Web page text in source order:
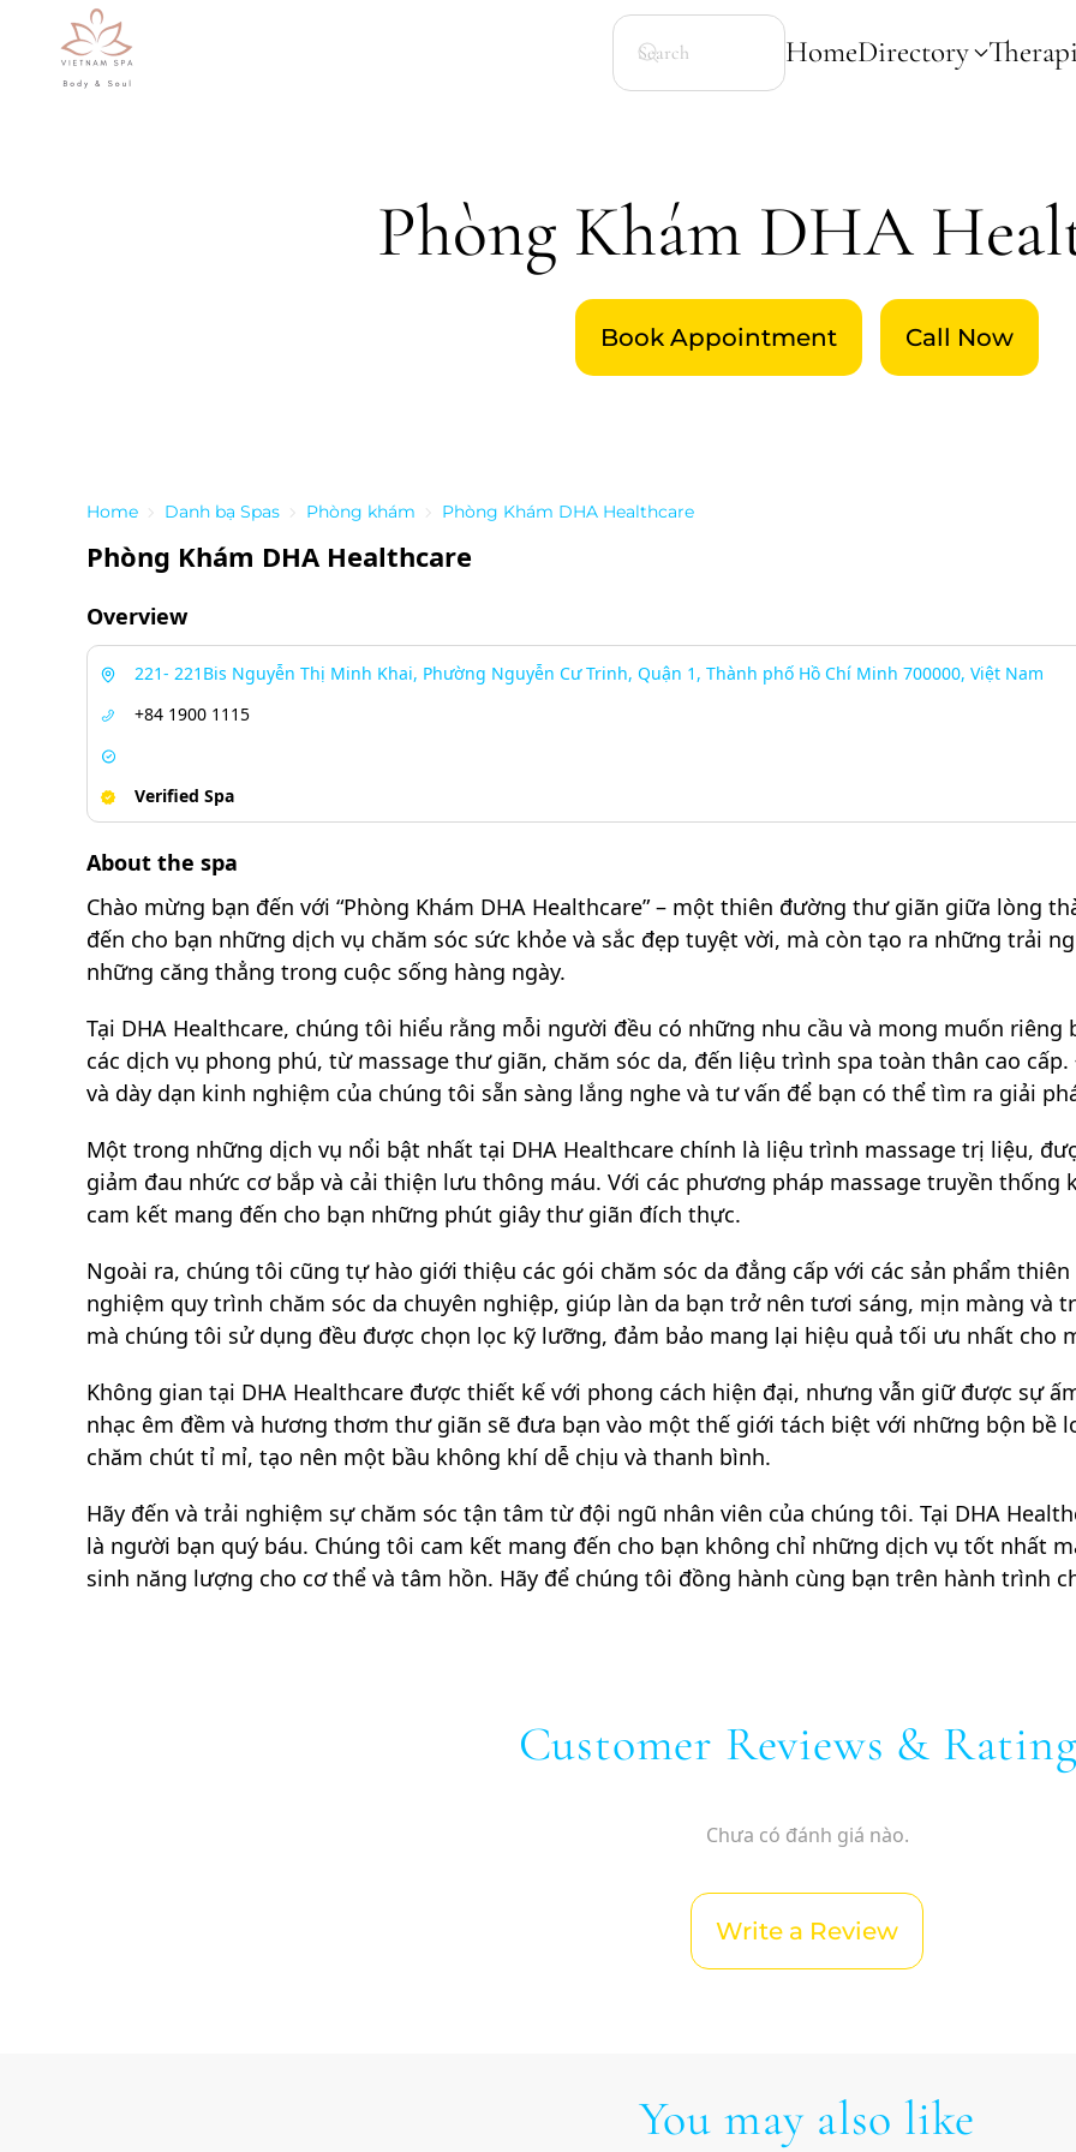
Skip to main content HomeDirectory
Phòng Khám DHA
Book Appointment Call Now
Home Danh bạ Spas Phòng khám Phòng Khám DHA Healthcare
Phòng Khám DHA Healthcare
Overview
221- 221Bis Nguyễn Thị Minh Khai, Phường Nguyễn Cư Trinh, Quận 1, Thành phố Hồ Chí Minh 700000, Việt Nam
+84 1900 1115
Verified Spa
About the spa
Chào mừng bạn đến với “Phòng Khám DHA Healthcare” – một thiên đường thư giãn giữa lòng
đến cho bạn những dịch vụ chăm sóc sức khỏe và sắc đẹp tuyệt vời, mà còn tạo ra những trải
những căng thẳng trong cuộc sống hàng ngày.
Tại DHA Healthcare, chúng tôi hiểu rằng mỗi người đều có những nhu cầu và mong muốn
các dịch vụ phong phú, từ massage thư giãn, chăm sóc da, đến liệu trình spa toàn thân cao
và dày dạn kinh nghiệm của chúng tôi sẵn sàng lắng nghe và tư vấn để bạn có thể tìm ra giải
Một trong những dịch vụ nổi bật nhất tại DHA Healthcare chính là liệu trình massage trị liệu,
giảm đau nhức cơ bắp và cải thiện lưu thông máu. Với các phương pháp massage truyền
cam kết mang đến cho bạn những phút giây thư giãn đích thực.
Ngoài ra, chúng tôi cũng tự hào giới thiệu các gói chăm sóc da đẳng cấp với các sản phẩm
nghiệm quy trình chăm sóc da chuyên nghiệp, giúp làn da bạn trở nên tươi sáng, mịn màng và
mà chúng tôi sử dụng đều được chọn lọc kỹ lưỡng, đảm bảo mang lại hiệu quả tối ưu nhất cho
Không gian tại DHA Healthcare được thiết kế với phong cách hiện đại, nhưng vẫn giữ được sự
nhạc êm đềm và hương thơm thư giãn sẽ đưa bạn vào một thế giới tách biệt với những bộn bề
chăm chút tỉ mỉ, tạo nên một bầu không khí dễ chịu và thanh bình.
Hãy đến và trải nghiệm sự chăm sóc tận tâm từ đội ngũ nhân viên của chúng tôi. Tại DHA
là người bạn quý báu. Chúng tôi cam kết mang đến cho bạn không chỉ những dịch vụ tốt nhất
sinh năng lượng cho cơ thể và tâm hồn. Hãy để chúng tôi đồng hành cùng bạn trên hành trình
Customer Reviews &
Chưa có đánh giá nào.
Write a Review
You may also like